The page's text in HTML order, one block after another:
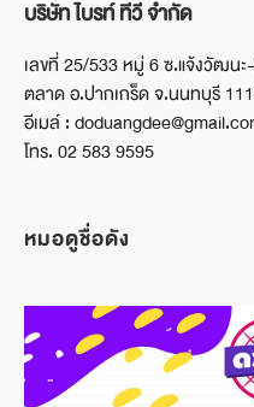
บริษัท ไบรท์ ทีวี จำกัด
เลขที่ 25/533 หมู่ 6 ซ.แจ้งวัฒน
ตลาด อ.ปากเกร็ด จ.นนทบุรี
อีเมล์ :
โทร. 02 583 9595
หมอดูชื่อดัง